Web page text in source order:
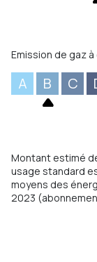
Emission de gaz
A B C
Montant estimé
usage standard
moyens des
2023